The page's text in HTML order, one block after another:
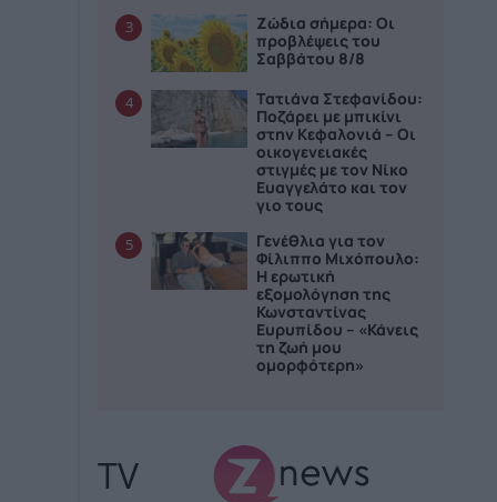
3
Ζώδια σήμερα: Οι
προβλέψεις του
Σαββάτου 8/8
4
Τατιάνα Στεφανίδου:
Ποζάρει με μπικίνι
στην Κεφαλονιά – Οι
οικογενειακές
στιγμές με τον Νίκο
Ευαγγελάτο και τον
γιο τους
5
Γενέθλια για τον
Φίλιππο Μιχόπουλο:
Η ερωτική
εξομολόγηση της
Κωνσταντίνας
Ευρυπίδου – «Κάνεις
τη ζωή μου
ομορφότερη»
TV